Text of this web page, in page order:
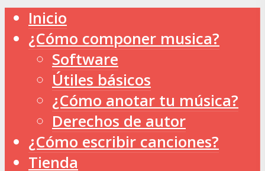
Inicio
¿Cómo componer musica?
Software
Útiles básicos
¿Cómo anotar tu música?
Derechos de autor
¿Cómo escribir canciones?
Tienda